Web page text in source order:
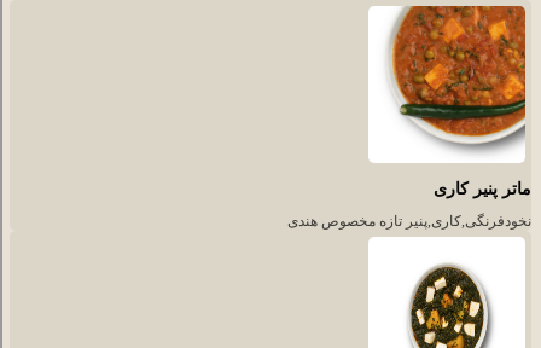
ماتر پنیر کاری
نخودفرنگی,کاری,پنیر تازه مخصوص هندی